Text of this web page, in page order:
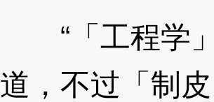
“「工程学」
道，不过「制